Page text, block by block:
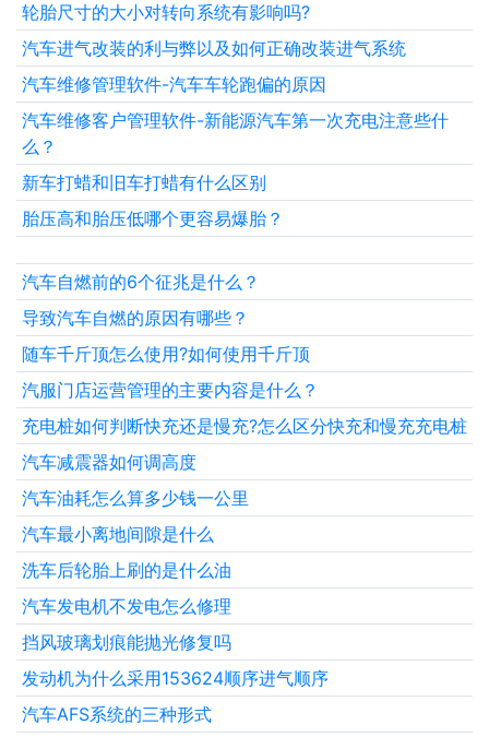
轮胎尺寸的大小对转向系统有影响吗?
汽车进气改装的利与弊以及如何正确改装进气系统
汽车维修管理软件-汽车车轮跑偏的原因
汽车维修客户管理软件-新能源汽车第一次充电注意些什
么？
新车打蜡和旧车打蜡有什么区别
胎压高和胎压低哪个更容易爆胎？
汽车自燃前的6个征兆是什么？
导致汽车自燃的原因有哪些？
随车千斤顶怎么使用?如何使用千斤顶
汽服门店运营管理的主要内容是什么？
充电桩如何判断快充还是慢充?怎么区分快充和慢充充电桩
汽车减震器如何调高度
汽车油耗怎么算多少钱一公里
汽车最小离地间隙是什么
洗车后轮胎上刷的是什么油
汽车发电机不发电怎么修理
挡风玻璃划痕能抛光修复吗
发动机为什么采用153624顺序进气顺序
汽车AFS系统的三种形式